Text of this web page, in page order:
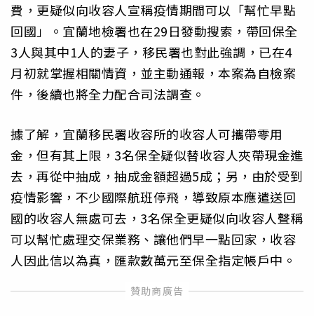
費，更疑似向收容人宣稱疫情期間可以「幫忙早點
回國」。宜蘭地檢署也在29日發動搜索，帶回保全
3人與其中1人的妻子，移民署也對此強調，已在4
月初就掌握相關情資，並主動通報，本案為自檢案
件，後續也將全力配合司法調查。
據了解，宜蘭移民署收容所的收容人可攜帶零用
金，但有其上限，3名保全疑似替收容人夾帶現金進
去，再從中抽成，抽成金額超過5成；另，由於受到
疫情影響，不少國際航班停飛，導致原本應遣送回
國的收容人無處可去，3名保全更疑似向收容人聲稱
可以幫忙處理交保業務、讓他們早一點回家，收容
人因此信以為真，匯款數萬元至保全指定帳戶中。